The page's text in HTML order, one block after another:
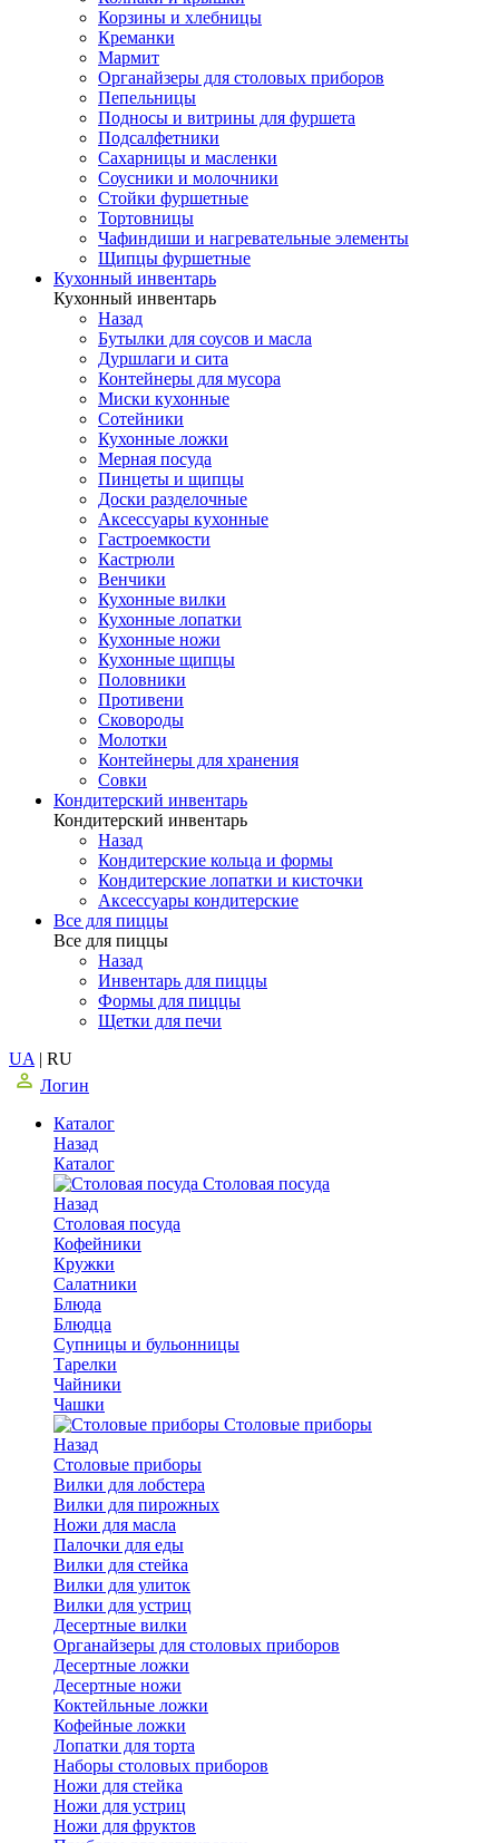
Корзины и хлебницы
Креманки
Мармит
Органайзеры для столовых приборов
Пепельницы
Подносы и витрины для фуршета
Подсалфетники
Сахарницы и масленки
Соусники и молочники
Стойки фуршетные
Тортовницы
Чафиндиши и нагревательные элементы
Щипцы фуршетные
Кухонный инвентарь
Кухонный инвентарь
Назад
Бутылки для соусов и масла
Дуршлаги и сита
Контейнеры для мусора
Миски кухонные
Сотейники
Кухонные ложки
Мерная посуда
Пинцеты и щипцы
Доски разделочные
Аксессуары кухонные
Гастроемкости
Кастрюли
Венчики
Кухонные вилки
Кухонные лопатки
Кухонные ножи
Кухонные щипцы
Половники
Противени
Сковороды
Молотки
Контейнеры для хранения
Совки
Кондитерский инвентарь
Кондитерский инвентарь
Назад
Кондитерские кольца и формы
Кондитерские лопатки и кисточки
Аксессуары кондитерские
Все для пиццы
Все для пиццы
Назад
Инвентарь для пиццы
Формы для пиццы
Щетки для печи
UA | RU
Логин
Каталог
Назад
Каталог
Столовая посуда
Назад
Столовая посуда
Кофейники
Кружки
Салатники
Блюда
Блюдца
Супницы и бульонницы
Тарелки
Чайники
Чашки
Cтоловые приборы
Назад
Cтоловые приборы
Вилки для лобстера
Вилки для пирожных
Ножи для масла
Палочки для еды
Вилки для стейка
Вилки для улиток
Вилки для устриц
Десертные вилки
Органайзеры для столовых приборов
Десертные ложки
Десертные ножи
Коктейльные ложки
Кофейные ложки
Лопатки для торта
Наборы столовых приборов
Ножи для стейка
Ножи для устриц
Ножи для фруктов